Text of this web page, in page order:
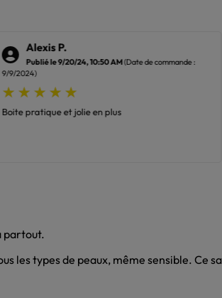
Alexis P.
Publié le 9/20/24, 10:50 AM (Date de commande :
9/9/2024)
Boite pratique et jolie en plus
partout.
les types de peaux, même sensible. Ce